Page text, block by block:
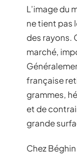
L’image du
ne tient pas
des rayons.
marché,
française
grammes,
et de
grande
Chez